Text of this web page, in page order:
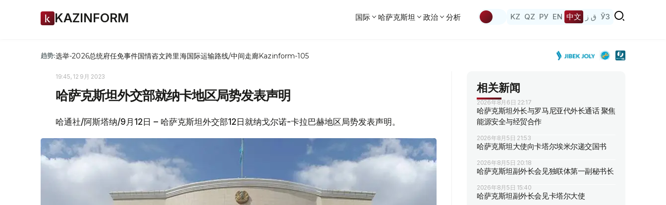
KAZINFORM 国际 哈萨克斯坦 政治 分析 KZ QZ РУ EN 中文 ق ز ЎЗ
趋势:选举-2026总统府任免事件国情咨文跨里海国际运输路线/中间走廊Kazinform-105
19:45, 12 9月 2023
哈萨克斯坦外交部就纳卡地区局势发表声明
哈通社/阿斯塔纳/9月12日 – 哈萨克斯坦外交部12日就纳戈尔诺-卡拉巴赫地区局势发表声明。
相关新闻
2026年8月6日 22:17
哈萨克斯坦外长与罗马尼亚代外长通话 聚焦
能源安全与经贸合作
2026年8月5日 21:53
哈萨克斯坦大使向卡塔尔埃米尔递交国书
2026年8月5日 20:18
哈萨克斯坦副外长会见独联体第一副秘书长
2026年8月5日 15:40
哈萨克斯坦副外长会见卡塔尔大使